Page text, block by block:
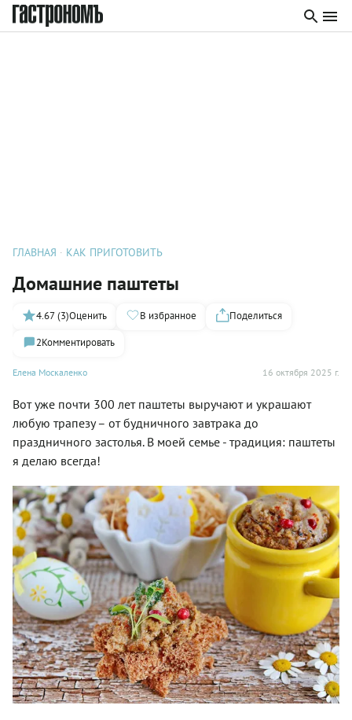
ГЛАВНАЯ КАК ПРИГОТОВИТЬ
Домашние паштеты
Елена Москаленко 16 октября 2025 г.
4.67 (3)Оценить В избранное
Поделиться
2Комментировать
Вот уже почти 300 лет паштеты выручают и украшают
любую трапезу – от будничного завтрака до
праздничного застолья. В моей семье - традиция: паштеты
я делаю всегда!